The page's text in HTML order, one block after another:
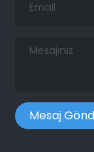
Mesajınız